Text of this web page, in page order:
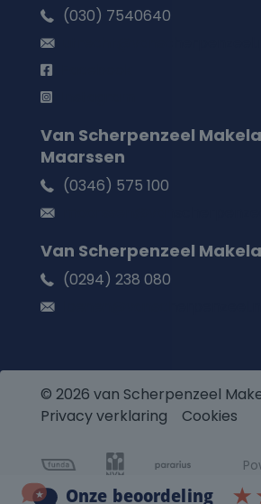
(030) 7540640
Van Scherpenzeel
Maarssen
(0346) 575 100
Van Scherpenzeel
(0294) 238 080
© 2026 van Scherpenzeel
Privacy verklaring
Cookies